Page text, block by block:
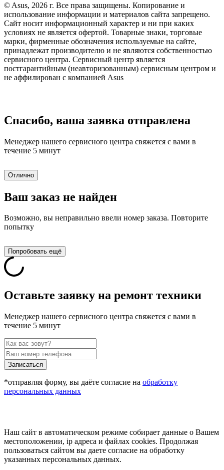
© Asus, 2026 г. Все права защищены. Копирование и
использование информации и материалов сайта запрещено.
Сайт носит информационный характер и ни при каких
условиях не является офертой. Товарные знаки, торговые
марки, фирменные обозначения используемые на сайте,
принадлежат производителю и не являются собственностью
сервисного центра. Сервисный центр является
постгарантийным (неавторизованным) сервисным центром и
не аффилирован с компанией Asus
Спасибо, ваша заявка отправлена
Менеджер нашего сервисного центра свяжется с вами в
течение 5 минут
Отлично
Ваш заказ не найден
Возможно, вы неправильно ввели номер заказа. Повторите
попытку
Попробовать ещё
Оставьте заявку на ремонт техники
Менеджер нашего сервисного центра свяжется с вами в
течение 5 минут
Записаться
*отправляя форму, вы даёте согласие на обработку
персональных данных
Наш сайт в автоматическом режиме собирает данные о Вашем
местоположении, ip адреса и файлах cookies. Продолжая
пользоваться сайтом вы даете согласие на обработку
указанных персональных данных.